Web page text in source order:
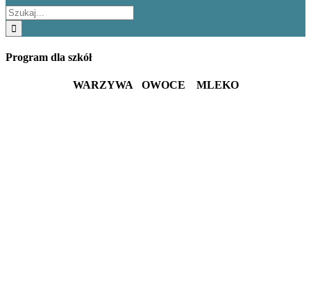
Szukaj
Program dla szkół
WARZYWA OWOCE MLEKO